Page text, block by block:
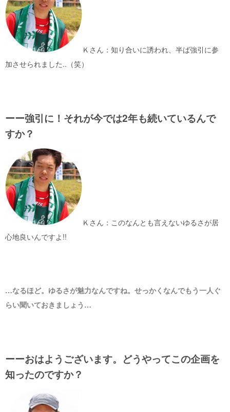
Ｋさん：知り合いに誘われ、半ば強引に参
加させられました..（笑）
ーー強引に！それが今では2年も続いているんで
すか？
Ｋさん：このなんとも言えないゆるさが居
心地良いんですよ!!
…なるほど。ゆるさが魅力なんですね。せっかくなんでもう一人ぐ
らい聞いておきましょう…
ーーおはようございます。どうやってこの企画を
知ったのですか？